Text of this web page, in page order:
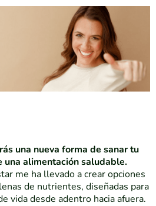
una nueva forma de sanar tu
una alimentación saludable.
me ha llevado a crear opciones
de nutrientes, diseñadas para
vida desde adentro hacia afuera.